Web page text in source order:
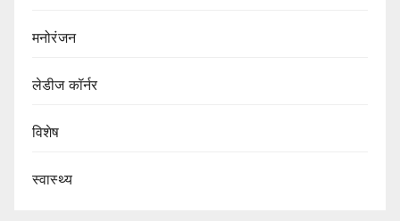
मनोरंजन
लेडीज कॉर्नर
विशेष
स्वास्थ्य